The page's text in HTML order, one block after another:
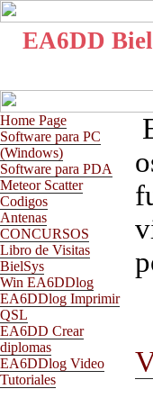
EA6DD Biel
Home Page
Software para PC
(Windows)
Software para PDA
Meteor Scatter
Codigos
Antenas
CONCURSOS
Libro de Visitas
BielSys
Win EA6DDlog
EA6DDlog Imprimir
QSL
EA6DD Crear
diplomas
EA6DDlog Video
Tutoriales